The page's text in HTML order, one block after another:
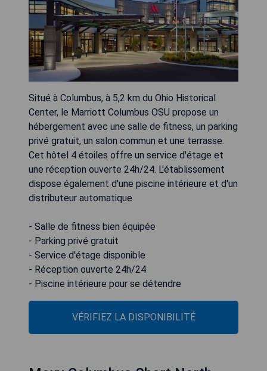
Situé à Columbus, à 5,2 km du Ohio Historical
Center, le Marriott Columbus OSU propose un
hébergement avec une salle de fitness, un parking
privé gratuit, un salon commun et une terrasse.
Cet hôtel 4 étoiles offre un service d'étage et
une réception ouverte 24h/24. L'établissement
dispose également d'une piscine intérieure et d'un
distributeur automatique.
- Salle de fitness bien équipée
- Parking privé gratuit
- Service d'étage disponible
- Réception ouverte 24h/24
- Piscine intérieure pour se détendre
VÉRIFIEZ LA DISPONIBILITÉ